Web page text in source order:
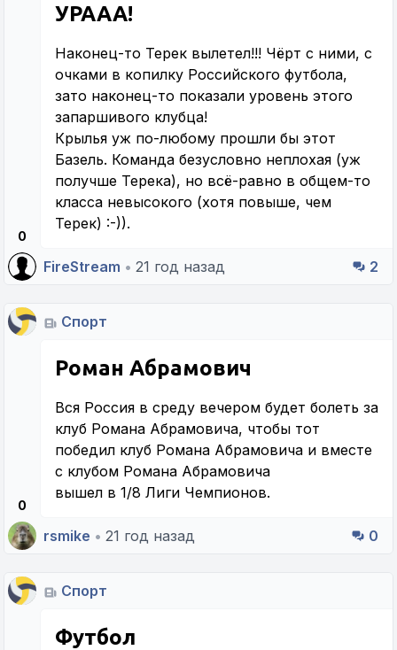
0
УРААА!
Наконец-то Терек вылетел!!! Чёрт с ними, с
очками в копилку Российского футбола,
зато наконец-то показали уровень этого
запаршивого клубца!
Крылья уж по-любому прошли бы этот
Базель. Команда безусловно неплохая (уж
получше Терека), но всё-равно в общем-то
класса невысокого (хотя повыше, чем
Терек) :-)).
FireStream • 21 год назад 2
Спорт
0
Роман Абрамович
Вся Россия в среду вечером будет болеть за
клуб Романа Абрамовича, чтобы тот
победил клуб Романа Абрамовича и вместе
с клубом Романа Абрамовича
вышел в 1/8 Лиги Чемпионов.
rsmike • 21 год назад 0
Спорт
Футбол